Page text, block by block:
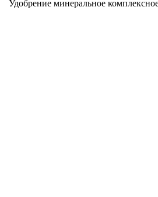
Удобрение минеральное